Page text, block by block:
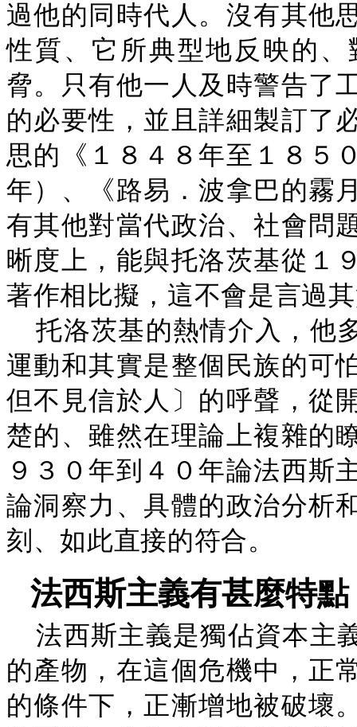
過他的同時代人。沒有其他
性質、它所典型地反映的
脅。只有他一人及時警告了
的必要性，並且詳細製訂了
思的《１８４８年至１８５
年）、《路易．波拿巴的霧
有其他對當代政治、社會問
晰度上，能與托洛茨基從１
著作相比擬，這不會是言過
托洛茨基的熱情介入，他
運動和其實是整個民族的可
但不見信於人〕的呼聲，從
楚的、雖然在理論上複雜的
９３０年到４０年論法西斯
論洞察力、具體的政治分析
刻、如此直接的符合。
法西斯主義有甚麼特點
法西斯主義是獨佔資本主
的產物，在這個危機中，正
的條件下，正漸增地被破壞